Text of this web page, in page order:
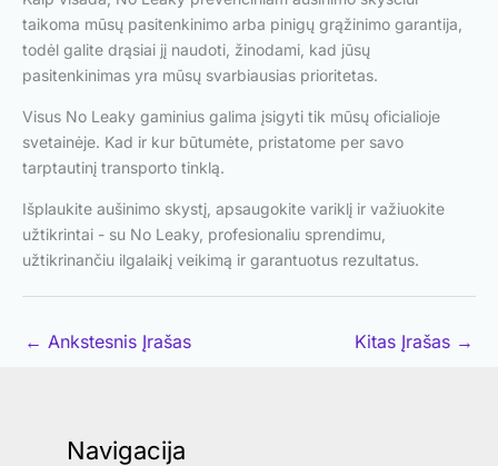
taikoma mūsų pasitenkinimo arba pinigų grąžinimo garantija,
todėl galite drąsiai jį naudoti, žinodami, kad jūsų
pasitenkinimas yra mūsų svarbiausias prioritetas.
Visus No Leaky gaminius galima įsigyti tik mūsų oficialioje
svetainėje. Kad ir kur būtumėte, pristatome per savo
tarptautinį transporto tinklą.
Išplaukite aušinimo skystį, apsaugokite variklį ir važiuokite
užtikrintai - su No Leaky, profesionaliu sprendimu,
užtikrinančiu ilgalaikį veikimą ir garantuotus rezultatus.
← Ankstesnis Įrašas Kitas Įrašas →
Navigacija